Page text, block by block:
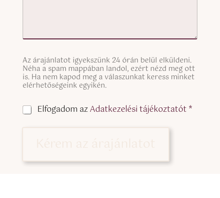
S
i
n
g
e
L
e
Az árajánlatot igyekszünk 24 órán belül elküldeni.
Néha a spam mappában landol, ezért nézd meg ott
is. Ha nem kapod meg a válaszunkat keress minket
elérhetőségeink egyikén.
C
h
o
Elfogadom azAdatkezelési tájékoztatót *